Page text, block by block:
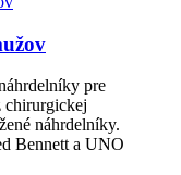
pre
chirurgickej
náhrdelníky.
Bennett a UNO